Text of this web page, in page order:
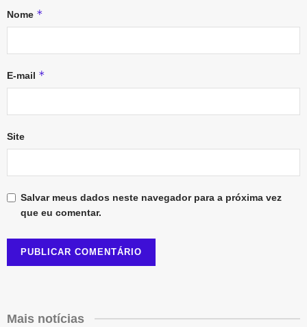
Nome *
E-mail *
Site
Salvar meus dados neste navegador para a próxima vez
que eu comentar.
Mais notícias